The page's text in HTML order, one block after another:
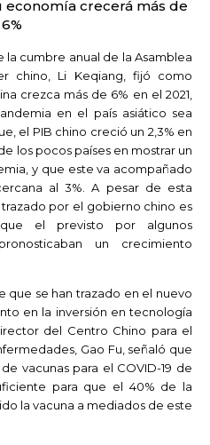
economía crecerá más de
6%
la cumbre anual de la Asamblea
chino, Li Keqiang, fijó como
crezca más de 6% en el 2021,
en el país asiático sea
el PIB chino creció un 2,3% en
los pocos países en mostrar un
y que este va acompañado
al 3%. A pesar de esta
por el gobierno chino es
el previsto por algunos
un crecimiento
que se han trazado en el nuevo
en la inversión en tecnología
del Centro Chino para el
Gao Fu, señaló que
vacunas para el COVID-19 de
para que el 40% de la
la vacuna a mediados de este